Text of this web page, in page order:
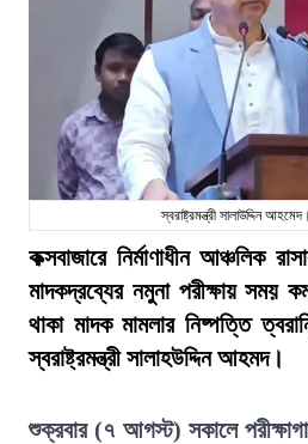
স্বরাষ্ট্রমন্ত্রী সালাউদ্দিন
কক্সবাজারে নির্মাণাধীন আঞ্চলিক
মাদকদ্রব্যের নমুনা পরীক্ষায় সময়
থাকা মাদক মামলার নিষ্পত্তি
স্বরাষ্ট্রমন্ত্রী সালাহউদ্দিন আহমদ।
শুক্রবার (৭ আগস্ট) সকালে